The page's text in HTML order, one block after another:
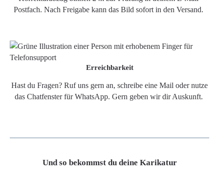
Postfach. Nach Freigabe kann das Bild sofort in den Versand.
Erreichbarkeit
Hast du Fragen? Ruf uns gern an, schreibe eine Mail oder nutze
das Chatfenster für WhatsApp. Gern geben wir dir Auskunft.
Und so bekommst du deine Karikatur